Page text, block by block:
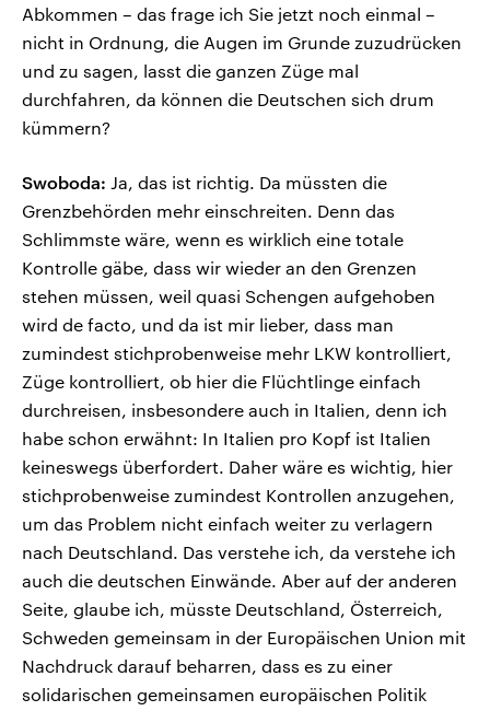
Abkommen – das frage ich Sie jetzt noch einmal –
nicht in Ordnung, die Augen im Grunde zuzudrücken
und zu sagen, lasst die ganzen Züge mal
durchfahren, da können die Deutschen sich drum
kümmern?
Swoboda: Ja, das ist richtig. Da müssten die
Grenzbehörden mehr einschreiten. Denn das
Schlimmste wäre, wenn es wirklich eine totale
Kontrolle gäbe, dass wir wieder an den Grenzen
stehen müssen, weil quasi Schengen aufgehoben
wird de facto, und da ist mir lieber, dass man
zumindest stichprobenweise mehr LKW kontrolliert,
Züge kontrolliert, ob hier die Flüchtlinge einfach
durchreisen, insbesondere auch in Italien, denn ich
habe schon erwähnt: In Italien pro Kopf ist Italien
keineswegs überfordert. Daher wäre es wichtig, hier
stichprobenweise zumindest Kontrollen anzugehen,
um das Problem nicht einfach weiter zu verlagern
nach Deutschland. Das verstehe ich, da verstehe ich
auch die deutschen Einwände. Aber auf der anderen
Seite, glaube ich, müsste Deutschland, Österreich,
Schweden gemeinsam in der Europäischen Union mit
Nachdruck darauf beharren, dass es zu einer
solidarischen gemeinsamen europäischen Politik